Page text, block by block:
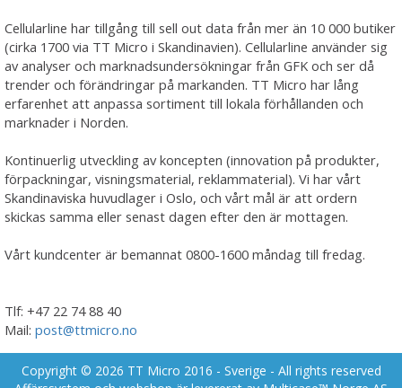
Cellularline har tillgång till sell out data från mer än 10 000 butiker
(cirka 1700 via TT Micro i Skandinavien). Cellularline använder sig
av analyser och marknadsundersökningar från GFK och ser då
trender och förändringar på markanden. TT Micro har lång
erfarenhet att anpassa sortiment till lokala förhållanden och
marknader i Norden.
Kontinuerlig utveckling av koncepten (innovation på produkter,
förpackningar, visningsmaterial, reklammaterial). Vi har vårt
Skandinaviska huvudlager i Oslo, och vårt mål är att ordern
skickas samma eller senast dagen efter den är mottagen.
Vårt kundcenter är bemannat 0800-1600 måndag till fredag.
Tlf: +47 22 74 88 40
Mail: post@ttmicro.no
Copyright © 2026 TT Micro 2016 - Sverige - All rights reserved